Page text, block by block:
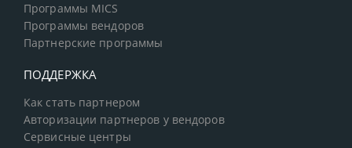
Программы MICS
Программы вендоров
Партнерские программы
ПОДДЕРЖКА
Как стать партнером
Авторизации партнеров у вендоров
Сервисные центры